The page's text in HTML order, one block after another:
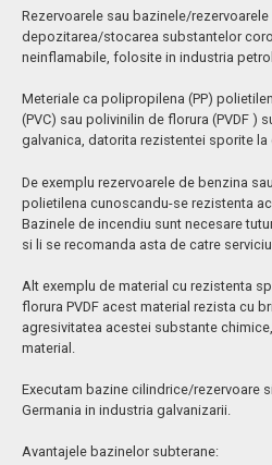
Rezervoare pentru apa
Bazine
Barci pescuit si agrement executate
Instalatii tevi
MATERIALE
Placi rigide din pvc expandat rezistente
Placi din Pet-g
Rezervoarele sau bazinele/
depozitarea/stocarea substantelor
neinflamabile, folosite in industria
Meteriale ca polipropilena (PP)
(PVC) sau polivinilin de florura (PVDF )
galvanica, datorita rezistentei sporite
De exemplu rezervoarele de benzina
polietilena cunoscandu-se rezistenta
Bazinele de incendiu sunt necesare
si li se recomanda asta de catre
Alt exemplu de material cu rezistenta
florura PVDF acest material rezista cu
agresivitatea acestei substante
material.
Executam bazine cilindrice/rezervoare
Germania in industria galvanizarii.
Avantajele bazinelor subterane: